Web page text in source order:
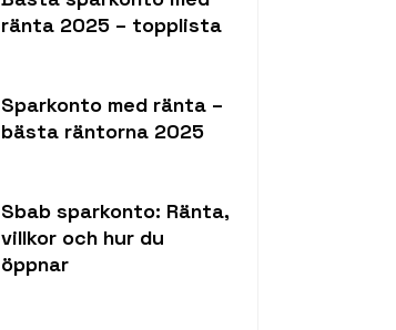
ränta 2025 – topplista
Sparkonto med ränta –
bästa räntorna 2025
Sbab sparkonto: Ränta,
villkor och hur du
öppnar